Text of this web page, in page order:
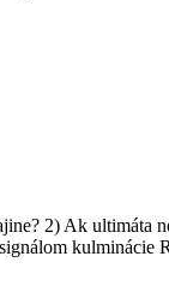
2) Ak ultimáta
kulminácie